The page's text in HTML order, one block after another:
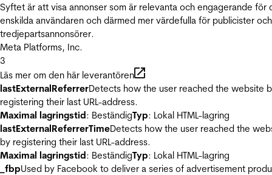
Syftet är att visa annonser som är relevanta och engagerande för
enskilda användaren och därmed mer värdefulla för publicister och
tredjepartsannonsörer.
Meta Platforms, Inc.
3
Läs mer om den här leverantören
lastExternalReferrerDetects how the user reached the website
registering their last URL-address.
Maximal lagringstid: BeständigTyp: Lokal HTML-lagring
lastExternalReferrerTimeDetects how the user reached the
by registering their last URL-address.
Maximal lagringstid: BeständigTyp: Lokal HTML-lagring
_fbpUsed by Facebook to deliver a series of advertisement